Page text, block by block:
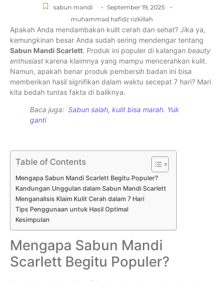
sabun mandi - September 19, 2025 -
muhammad hafidz rizkillah
Apakah Anda mendambakan kulit cerah dan sehat? Jika ya,
kemungkinan besar Anda sudah sering mendengar tentang
Sabun Mandi Scarlett. Produk ini populer di kalangan beauty
enthusiast karena klaimnya yang mampu mencerahkan kulit.
Namun, apakah benar produk pembersih badan ini bisa
memberikan hasil signifikan dalam waktu secepat 7 hari? Mari
kita bedah tuntas fakta di baliknya.
Baca juga: Sabun salah, kulit bisa marah. Yuk
ganti
Table of Contents
Mengapa Sabun Mandi Scarlett Begitu Populer?
Kandungan Unggulan dalam Sabun Mandi Scarlett
Menganalisis Klaim Kulit Cerah dalam 7 Hari
Tips Penggunaan untuk Hasil Optimal
Kesimpulan
Mengapa Sabun Mandi
Scarlett Begitu Populer?